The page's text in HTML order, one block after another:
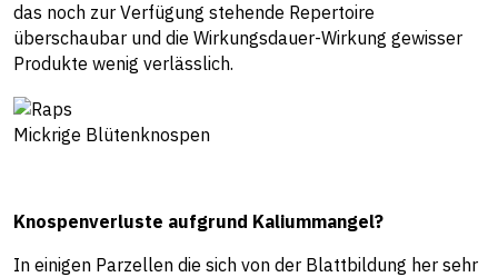
das noch zur Verfügung stehende Repertoire
überschaubar und die Wirkungsdauer-Wirkung gewisser
Produkte wenig verlässlich.
Mickrige Blütenknospen
Knospenverluste aufgrund Kaliummangel?
In einigen Parzellen die sich von der Blattbildung her sehr